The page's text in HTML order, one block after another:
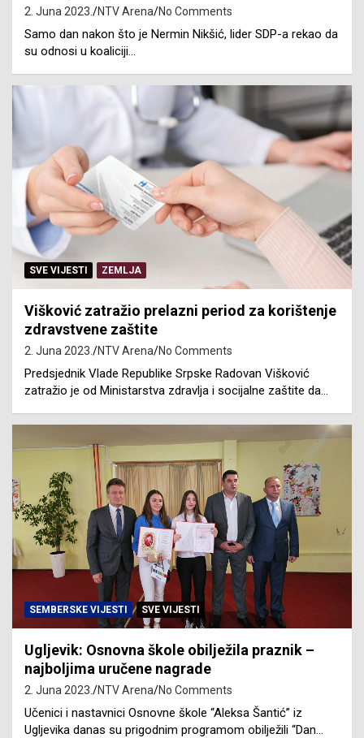
2. Juna 2023. NTV Arena No Comments
Samo dan nakon što je Nermin Nikšić, lider SDP-a rekao da
su odnosi u koaliciji…
SVE VIJESTI ZEMLJA
Višković zatražio prelazni period za korištenje
zdravstvene zaštite
2. Juna 2023. NTV Arena No Comments
Predsjednik Vlade Republike Srpske Radovan Višković
zatražio je od Ministarstva zdravlja i socijalne zaštite da…
SEMBERSKE VIJESTI SVE VIJESTI
Ugljevik: Osnovna škole obilježila praznik –
najboljima uručene nagrade
2. Juna 2023. NTV Arena No Comments
Učenici i nastavnici Osnovne škole “Aleksa Šantić” iz
Ugljevika danas su prigodnim programom obilježili “Dan…